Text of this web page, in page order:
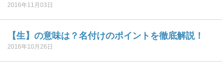
2016年11月03日
【生】の意味は？名付けのポイントを徹底解説！
2016年10月26日